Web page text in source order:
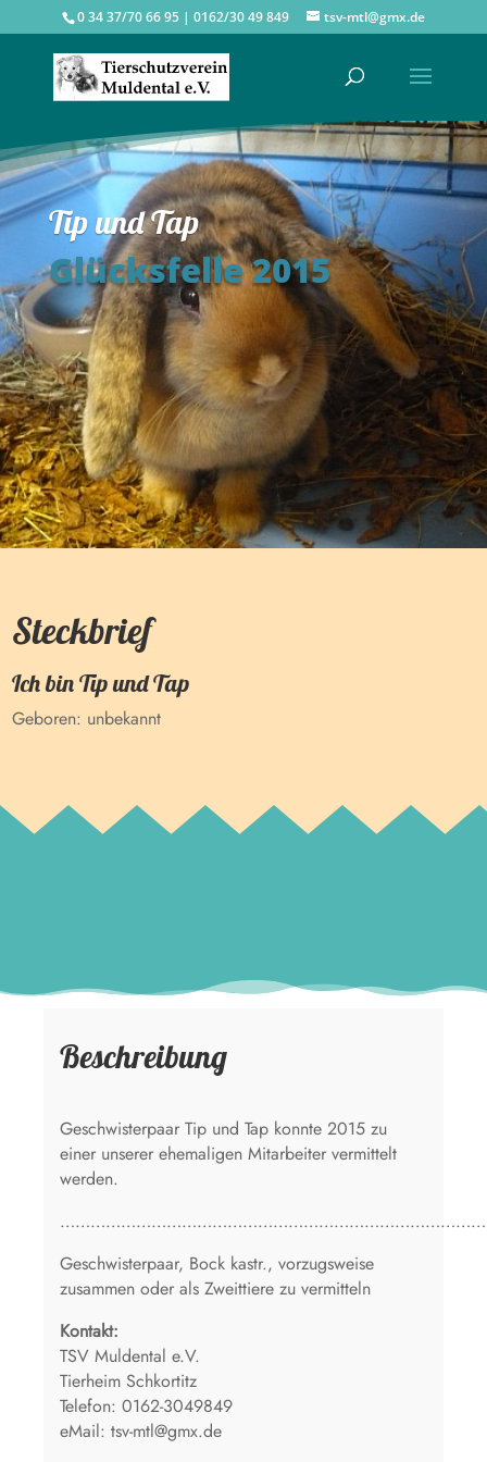
0 34 37/70 66 95 | 0162/30 49 849 tsv-mtl@gmx.de
Tip und Tap
Glücksfelle 2015
Steckbrief
Ich binTip und Tap
Geboren: unbekannt
Beschreibung
Geschwisterpaar Tip und Tap konnte 2015 zu
einer unserer ehemaligen Mitarbeiter vermittelt
werden.
Geschwisterpaar, Bock kastr., vorzugsweise
zusammen oder als Zweittiere zu vermitteln
Kontakt:
TSV Muldental e.V.
Tierheim Schkortitz
Telefon: 0162-3049849
eMail: tsv-mtl@gmx.de